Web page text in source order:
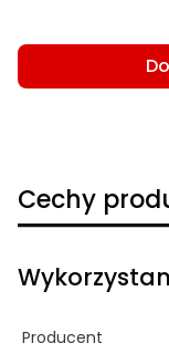
Cechy
Producent